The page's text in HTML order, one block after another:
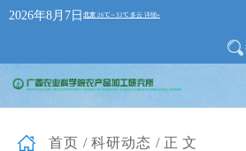
2026年8月7日
首页 / 科研动态 /正文